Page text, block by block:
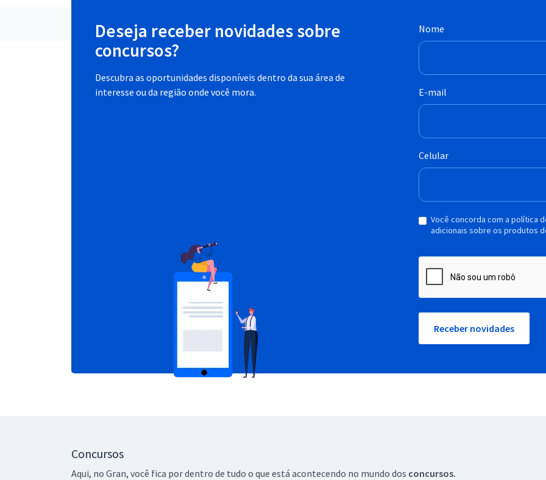
Deseja receber novidades sobre
concursos?
Descubra as oportunidades disponíveis dentro da sua área de
interesse ou da região onde você mora.
Nome
E-mail
Celular
Você concorda com a política
adicionais sobre os produtos
Receber novidades
Concursos
Aqui, no Gran, você fica por dentro de tudo o que está acontecendo no mundo dos concursos.